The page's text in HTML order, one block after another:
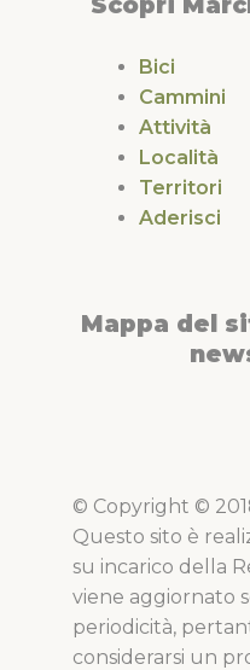
Bici
Cammini
Attività
Località
Territori
Aderisci
Mappa del
© Copyright ©
Questo sito è
su incarico della
viene aggiornato
periodicità,
considerarsi un